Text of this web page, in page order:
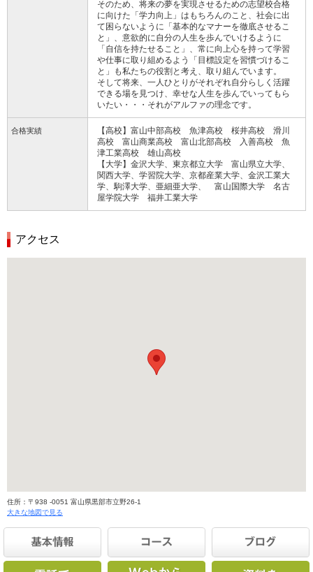
そのため、将来の夢を実現させるための志望校合格
に向けた「学力向上」はもちろんのこと、社会に出
て困らないように「基本的なマナーを徹底させるこ
と」、意欲的に自分の人生を歩んでいけるように
「自信を持たせること」、常に向上心を持って学習
や仕事に取り組めるよう「目標設定を習慣づけるこ
と」も私たちの役割と考え、取り組んでいます。
そして将来、一人ひとりがそれぞれ自分らしく活躍
できる場を見つけ、幸せな人生を歩んでいってもら
いたい・・・それがアルファの理念です。
合格実績
【高校】富山中部高校 魚津高校 桜井高校 滑川
高校 富山商業高校 富山北部高校 入善高校 魚
津工業高校 雄山高校
【大学】金沢大学、東京都立大学 富山県立大学、
関西大学、学習院大学、京都産業大学、金沢工業大
学、駒澤大学、亜細亜大学、 富山国際大学 名古
屋学院大学 福井工業大学
アクセス
住所：〒938 -0051 富山県黒部市立野26-1
大きな地図で見る